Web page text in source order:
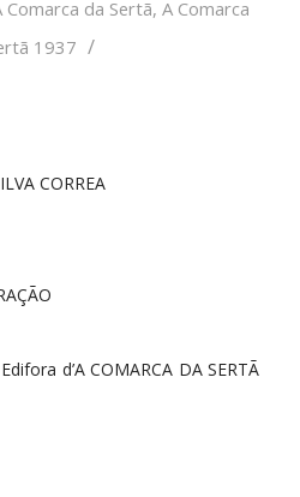
Comarca da Sertã, A Comarca
1937 /
CORREA
d’A COMARCA DA SERTÃ